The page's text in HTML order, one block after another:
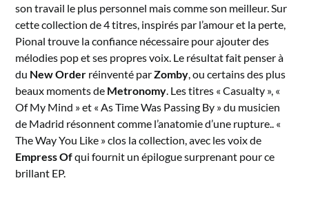
son travail le plus personnel mais comme son meilleur. Sur
cette collection de 4 titres, inspirés par l’amour et la perte,
Pional trouve la confiance nécessaire pour ajouter des
mélodies pop et ses propres voix. Le résultat fait penser à
du New Order réinventé parZomby, ou certains des plus
beaux moments de Metronomy. Les titres « Casualty », «
Of My Mind » et « As Time Was Passing By » du musicien
de Madrid résonnent comme l’anatomie d’une rupture.. «
The Way You Like » clos la collection, avec les voix de
Empress Ofqui fournit un épilogue surprenant pour ce
brillant EP.